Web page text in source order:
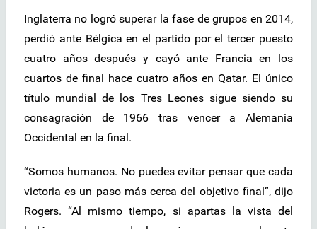
Inglaterra no logró superar la fase de grupos en 2014,
perdió ante Bélgica en el partido por el tercer puesto
cuatro años después y cayó ante Francia en los
cuartos de final hace cuatro años en Qatar. El único
título mundial de los Tres Leones sigue siendo su
consagración de 1966 tras vencer a Alemania
Occidental en la final.
“Somos humanos. No puedes evitar pensar que cada
victoria es un paso más cerca del objetivo final”, dijo
Rogers. “Al mismo tiempo, si apartas la vista del